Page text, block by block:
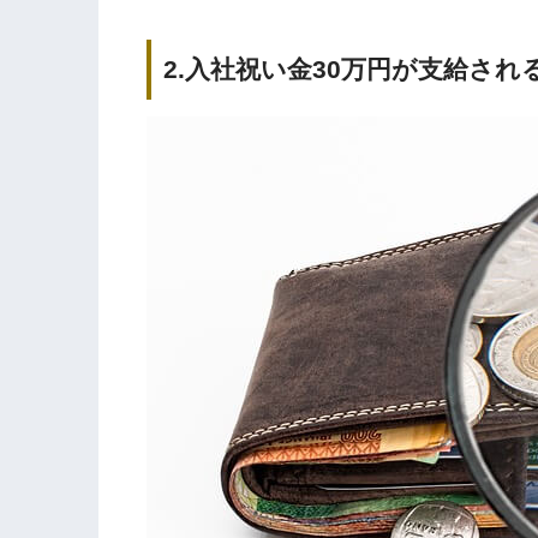
2.入社祝い金30万円が支給され